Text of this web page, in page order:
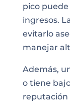
pico
ingresos.
evitarlo
manejar
Además,
o tiene
reputación